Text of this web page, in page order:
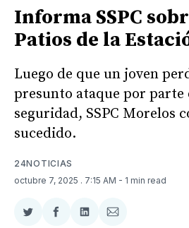
Informa SSPC
Patios de la
Luego de que un joven
presunto ataque por parte
seguridad, SSPC Morelos
sucedido.
24NOTICIAS
octubre 7, 2025 . 7:15 AM - 1 min read
CompartirCompartir
CompartirCompartir